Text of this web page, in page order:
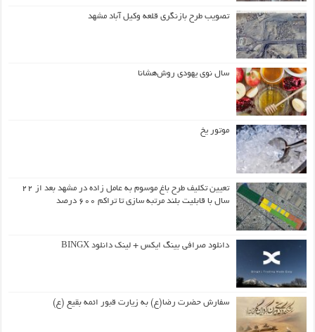
تصویب طرح بازنگری قلعه وکیل آباد مشهد
سال نوی یهودی روش‌هشانا
موتور یخ
تعیین تکلیف طرح باغ موسوم به عامل زاده در مشهد بعد از ۲۲
سال با قابلیت بلند مرتبه سازی تا تراکم ۶۰۰ درصد
دانلود صرافی بینگ ایکس + لینک دانلود BINGX
سفارش حضرت رضا(ع) به زیارت قبور ائمه بقیع (ع)